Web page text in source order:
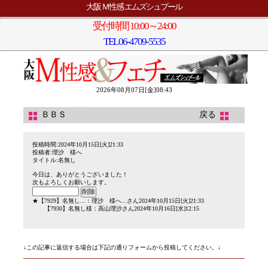
大阪 Ｍ性感 エムズシュプール
受付時間 10:00～24:00
TEL06-4709-5535
2026年08月07日[金]08:43
ＢＢＳ 戻る
投稿時間:2024年10月15日[火]21:33
投稿者:理沙 様へ
タイトル:名無し
今日は、ありがとうございました！
次もよろしくお願いします。
★ 【7929】 名無し...
：理沙 様へ...さん2024年10月15日[火]21:33
【7930】 名無し様 ：高山理沙さん2024年10月16日[水]12:15
↓この記事に返信する場合は下記の通りフォームから投稿してください。↓